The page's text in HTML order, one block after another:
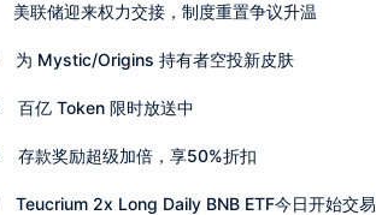
美联储迎来权力交接，制度重置争议升温
为 Mystic/Origins 持有者空投新皮肤
百亿 Token 限时放送中
存款奖励超级加倍，享50%折扣
Teucrium 2x Long Daily BNB ETF今日开始交易